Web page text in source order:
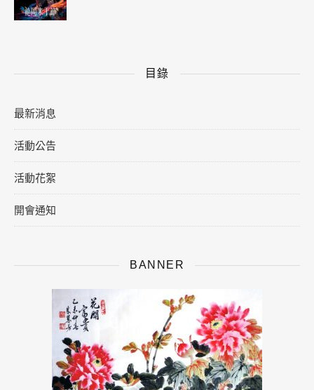
目錄
最新消息
活動公告
活動花絮
開會通知
BANNER